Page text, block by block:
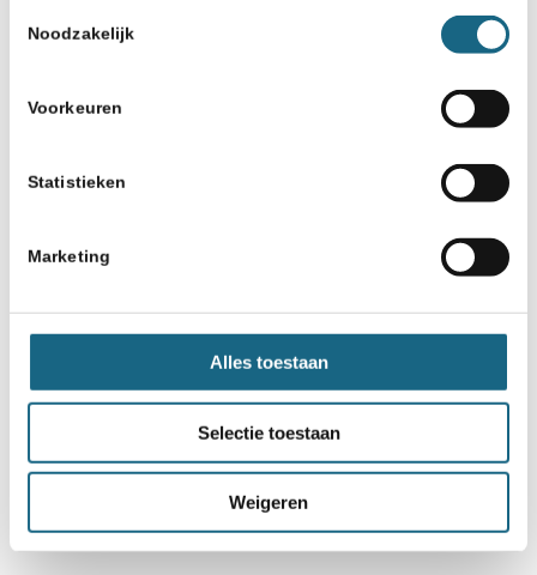
Noodzakelijk
Voorkeuren
Statistieken
Marketing
Alles toestaan
Selectie toestaan
Weigeren
kwalificatietoernooi NK ABC in
Utrecht
6 7
8 ›